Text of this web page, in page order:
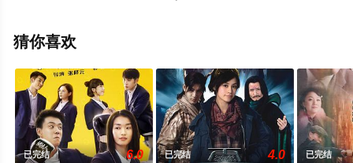
手机免费观看高清未删减完整版电视剧全集就上天堂电影
等平台了解。
猜你喜欢
已完结 6.0 已完结 4.0 已完结